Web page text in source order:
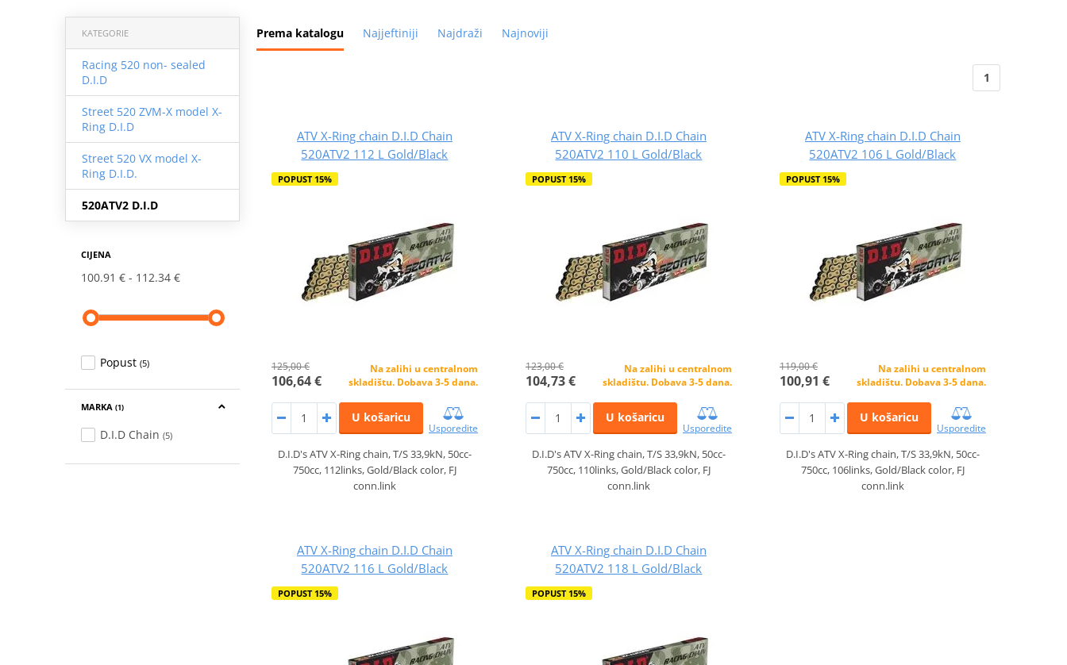
Prema katalogu Najjeftiniji Najdraži Najnoviji
KATEGORIE
Racing 520 non- sealed
D.I.D
Street 520 ZVM-X model X-
Ring D.I.D
Street 520 VX model X-
Ring D.I.D.
520ATV2 D.I.D
CIJENA
100.91 € 112.34 €
Popust (5)
MARKA (1)
D.I.D Chain (5)
1
ATV X-Ring chain D.I.D Chain
520ATV2 112 L Gold/Black
POPUST 15%
125,00 €
106,64 €
Na zalihi u centralnom
skladištu. Dobava 3-5 dana.
U košaricu
Usporedite
D.I.D's ATV X-Ring chain, T/S 33,9kN, 50cc-
750cc, 112links, Gold/Black color, FJ
conn.link
ATV X-Ring chain D.I.D Chain
520ATV2 110 L Gold/Black
POPUST 15%
123,00 €
104,73 €
Na zalihi u centralnom
skladištu. Dobava 3-5 dana.
U košaricu
Usporedite
D.I.D's ATV X-Ring chain, T/S 33,9kN, 50cc-
750cc, 110links, Gold/Black color, FJ
conn.link
ATV X-Ring chain D.I.D Chain
520ATV2 106 L Gold/Black
POPUST 15%
119,00 €
100,91 €
Na zalihi u centralnom
skladištu. Dobava 3-5 dana.
U košaricu
Usporedite
D.I.D's ATV X-Ring chain, T/S 33,9kN, 50cc-
750cc, 106links, Gold/Black color, FJ
conn.link
ATV X-Ring chain D.I.D Chain
520ATV2 116 L Gold/Black
POPUST 15%
ATV X-Ring chain D.I.D Chain
520ATV2 118 L Gold/Black
POPUST 15%